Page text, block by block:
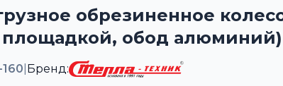
обрезиненное
площадкой, обод алюминий)
160 Бренд: